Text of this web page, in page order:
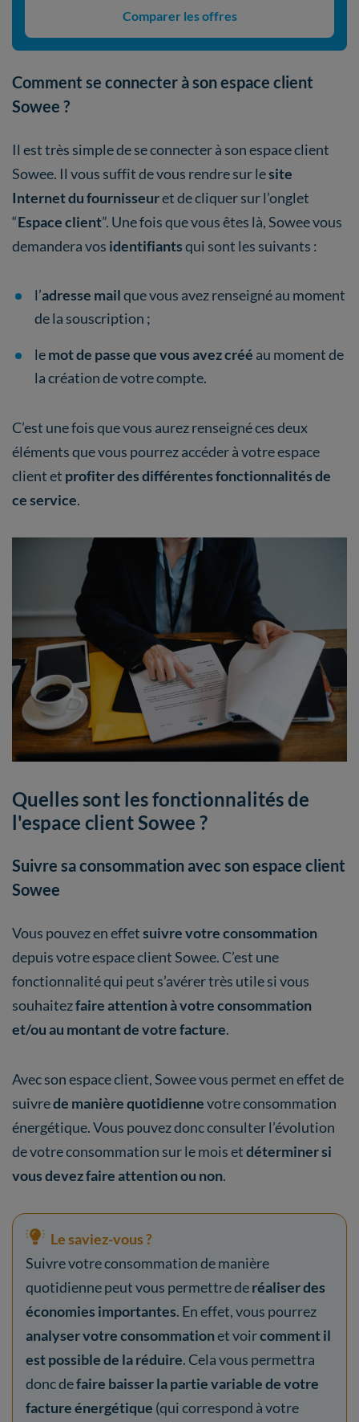
Comparer les offres
Comment se connecter à son espace client
Sowee ?
Il est très simple de se connecter à son espace client
Sowee. Il vous suffit de vous rendre sur lesite
Internet du fournisseuret de cliquer sur l’onglet
“Espace client”. Une fois que vous êtes là, Sowee vous
demandera vos identifiantsqui sont les suivants :
l’adresse mailque vous avez renseigné au moment
de la souscription ;
lemot de passe que vous avez créé au moment de
la création de votre compte.
C’est une fois que vous aurez renseigné ces deux
éléments que vous pourrez accéder à votre espace
client et profiter des différentes fonctionnalités de
ce service.
Quelles sont les fonctionnalités de
l'espace client Sowee ?
Suivre sa consommation avec son espace client
Sowee
Vous pouvez en effetsuivre votre consommation
depuis votre espace client Sowee. C’est une
fonctionnalité qui peut s’avérer très utile si vous
souhaitezfaire attention à votre consommation
et/ou au montant de votre facture.
Avec son espace client, Sowee vous permet en effet de
suivrede manière quotidiennevotre consommation
énergétique. Vous pouvez donc consulter l’évolution
de votre consommation sur le mois etdéterminer si
vous devez faire attention ou non.
Le saviez-vous ?
Suivre votre consommation de manière
quotidienne peut vous permettre deréaliser des
économies importantes. En effet, vous pourrez
analyser votre consommationet voircomment il
est possible de la réduire. Cela vous permettra
donc defaire baisser la partie variable de votre
facture énergétique (qui correspond à votre